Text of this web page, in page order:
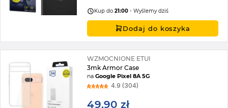
Kup do21:00 - Wyślemy dziś
Dodaj do koszyka
WZMOCNIONE ETUI
3mk Armor Case
naGoogle Pixel 8A 5G
4.9 (304)
49,90 zł